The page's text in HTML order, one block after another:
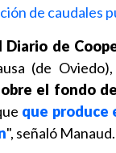
de caudales
Diario de
(de
el fondo
que produce
", señaló Manaud.